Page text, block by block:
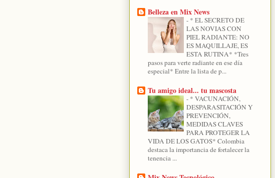
Belleza en Mix News
- * EL SECRETO DE
LAS NOVIAS CON
PIEL RADIANTE: NO
ES MAQUILLAJE, ES
ESTA RUTINA* *Tres
pasos para verte radiante en ese día
especial* Entre la lista de p...
Tu amigo ideal... tu mascosta
- * VACUNACIÓN,
DESPARASITACIÓN Y
PREVENCIÓN,
MEDIDAS CLAVES
PARA PROTEGER LA
VIDA DE LOS GATOS* Colombia
destaca la importancia de fortalecer la
tenencia ...